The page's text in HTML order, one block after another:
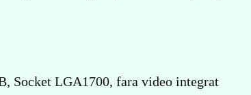
Socket LGA1700, fara video integrat